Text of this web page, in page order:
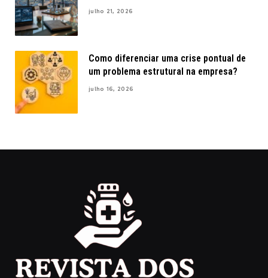
julho 21, 2026
Como diferenciar uma crise pontual de
um problema estrutural na empresa?
julho 16, 2026